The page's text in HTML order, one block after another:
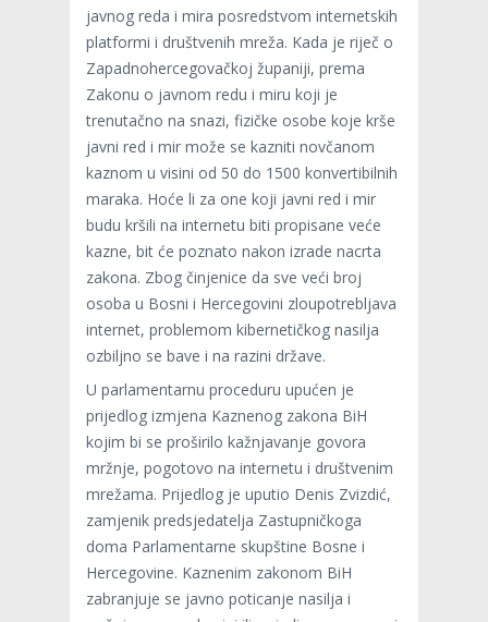
javnog reda i mira posredstvom internetskih
platformi i društvenih mreža. Kada je riječ o
Zapadnohercegovačkoj županiji, prema
Zakonu o javnom redu i miru koji je
trenutačno na snazi, fizičke osobe koje krše
javni red i mir može se kazniti novčanom
kaznom u visini od 50 do 1500 konvertibilnih
maraka. Hoće li za one koji javni red i mir
budu kršili na internetu biti propisane veće
kazne, bit će poznato nakon izrade nacrta
zakona. Zbog činjenice da sve veći broj
osoba u Bosni i Hercegovini zloupotrebljava
internet, problemom kibernetičkog nasilja
ozbiljno se bave i na razini države.
U parlamentarnu proceduru upućen je
prijedlog izmjena Kaznenog zakona BiH
kojim bi se proširilo kažnjavanje govora
mržnje, pogotovo na internetu i društvenim
mrežama. Prijedlog je uputio Denis Zvizdić,
zamjenik predsjedatelja Zastupničkoga
doma Parlamentarne skupštine Bosne i
Hercegovine. Kaznenim zakonom BiH
zabranjuje se javno poticanje nasilja i